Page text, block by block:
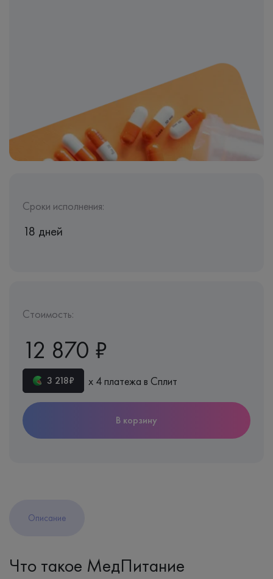
Сроки исполнения:
18 дней
Стоимость:
12 870 ₽
3 218₽ х 4 платежа в Сплит
В корзину
Описание
Что такое МедПитание